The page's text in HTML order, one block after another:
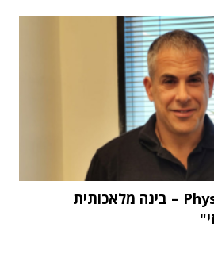
"העתיד הוא Physical AI – בינה מלאכותית